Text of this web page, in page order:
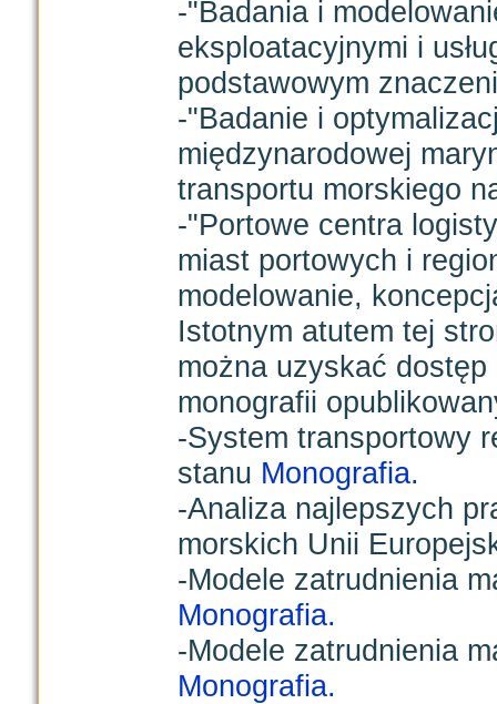
-"Badania i
eksploatacyjnymi i
podstawowym
-"Badanie i
międzynarodowej
transportu morskiego
-"Portowe centra
miast portowych i
modelowanie,
Istotnym atutem tej
można uzyskać
monografii
-System transportowy
stanu Monografia.
-Analiza najlepszych
morskich Unii
-Modele zatrudnienia
Monografia.
-Modele zatrudnienia
Monografia.